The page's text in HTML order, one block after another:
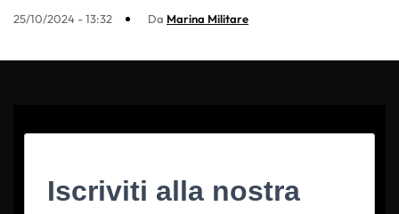
25/10/2024 - 13:32 Da Marina Militare
Iscriviti alla nostra